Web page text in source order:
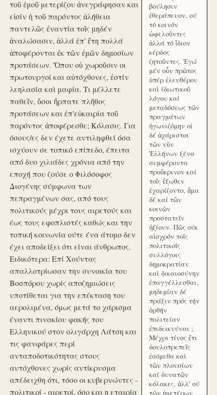
τοῦ ἐμοῦ μετερίζου ἀνεγράφησαν και
εἰσίν ἡ τοῦ παρόντος ἀλήθεια
παντελῶς ἐναντία τοῖς μηδέν
ἀναλώσασιν, ἀλλά ἐπ' ἔτη πολλά
ἀποφέρονται ἐκ τῶν ἐμῶν δημοσίων
προτάσεων. Ὅπου οὐ χωροῦσιν οι
πρωτουργοί και αὐτόχθονες, ἐστίν
λεηλασία καὶ μαφία. Τι μέλλετε
παθεῖν, ὅσοι ἥρπατε πλῆθος
προτάσεων και ἐπ'εὐκαιρία τοῦ
παρόντος ἀποφέρεσθε; Κόλασις. Για
όσους/ες δεν έχετε αντιληφθεί όσα
ισχύουν σε τοπικό επίπεδο, έπειτα
από δυο χιλιάδες χρόνια από την
εποχή που ζούσε ο Φιλόσοφος
Διογένης σύμφωνα των
πεπραγμένων σας, από τους
πολιτικούς μέχρι τους αιρετούς και
έως τους εφοπλιστές καθώς και την
τοπική κοινωνία ούτε ένα άτομο δεν
έχει αποδείξει ότι είναι άνθρωπος.
Ειδικότερα: Επί Χούντας
απαλλοτρίωσαν την συνοικία του
Βοσπόρου χωρίς αποζημιώσεις
υποτίθεται για την επέκταση του
αερολιμένα, όμως μετά το χάρισμα
έναντι πινακίου φακής του
Ελληνικού στον ολιγάρχη Λάτση και
τις φανφάρες περί
ανταποδοτικότητας στους
αυτόχθονες χωρίς αντίκρυσμα
απέδειχθη ότι, τόσο οι κυβερνώντες -
πολιτικοί - αιρετοί, όσο και η εταιρία
βούλησιν
ἐθεράπευον, ού
τό κοινόν
ὠφελοῦντες
ἀλλά τό ἴδιον
κέρδος
ζητοῦντες. Ἐγώ
μέν οὖν πρῶτος
ὑπέρ ἐλευθέρου
καὶ ίδιωτικοῦ
λόγου καί
μεταδόσεως τῶν
πραγμάτων
ἠγωνιζόμην οἱ
δέ ἀχάριστοι
τῶν νῦν
Ἑλλήνων ξένα
συμφέροντα
προὔκρινον καί
τοῖς ἔξωθεν
ἐχαρίζοντο, ἅμα
δέ καί τῶν
κοινῶν
προστατεῖν
ἠξίουν. Πῶς ούκ
αἰσχρόν τοῖς
πολιτικοῖς
συλλόγοις
δημοκρατίαν
καὶ δικαιοσύνην
ἐπαγγέλλεσθαι,
μηδεμίαν δέ
πράξιν πρός τήν
ὀρθήν
πολιτείαν
ἐπιδεικνύναι ;
Μέχρι τίνος ἔτι
δουλοπρεπεῖς
ἐσόμεθα καὶ
τῶν πλουσίων
καί δυνατῶν
κόλακες, ἀλλ' ού
τῶν ἡμετέρων